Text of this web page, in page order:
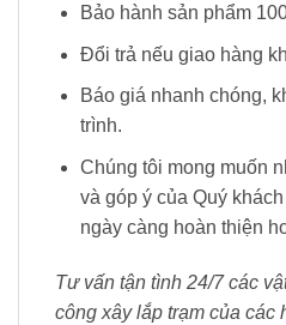
Bảo hành sản phẩm
Đổi trả nếu giao hàng
Báo giá nhanh chóng,
trình.
Chúng tôi mong muốn
và góp ý của Quý
ngày càng hoàn thiện
Tư vấn tận tình 24/7 các
công xây lắp trạm của các